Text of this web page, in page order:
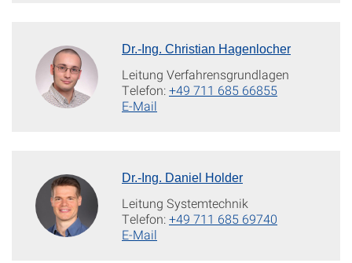
Dr.-Ing. Christian Hagenlocher
Leitung Verfahrensgrundlagen
Telefon:+49 711 685 66855
E-Mail
Dr.-Ing. Daniel Holder
Leitung Systemtechnik
Telefon:+49 711 685 69740
E-Mail